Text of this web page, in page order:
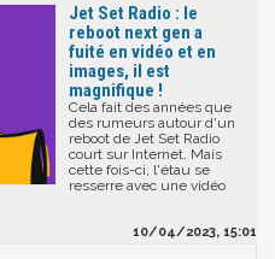
Jet Set Radio : le
reboot next gen a
fuité en vidéo et en
images, il est
magnifique !
Cela fait des années que
des rumeurs autour d'un
reboot de Jet Set Radio
court sur Internet. Mais
cette fois-ci, l'étau se
resserre avec une vidéo
10/04/2023, 15:01